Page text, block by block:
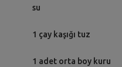
su
1 çay kaşığı tuz
1 adet orta boy kuru